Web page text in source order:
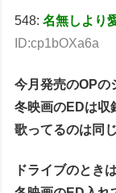
548:名無しより
ID:cp1bOXa6a
今月発売のOPの
冬映画のEDは収
歌ってるのは同
ドライブのとき